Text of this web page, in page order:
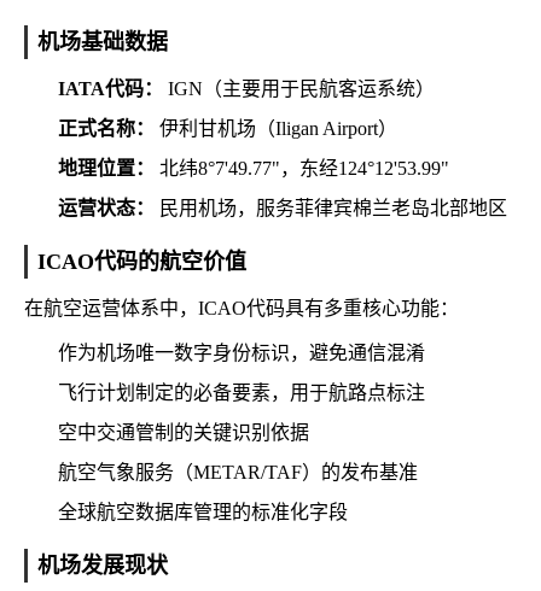
机场基础数据
IATA代码： IGN（主要用于民航客运系统）
正式名称： 伊利甘机场（Iligan Airport）
地理位置： 北纬8°7'49.77"，东经124°12'53.99"
运营状态：
民用机场，服务菲律宾棉兰老岛北部地区
ICAO代码的航空价值
在航空运营体系中，ICAO代码具有多重核心功能：
作为机场唯一数字身份标识，避免通信混淆
飞行计划制定的必备要素，用于航路点标注
空中交通管制的关键识别依据
航空气象服务（METAR/TAF）的发布基准
全球航空数据库管理的标准化字段
机场发展现状